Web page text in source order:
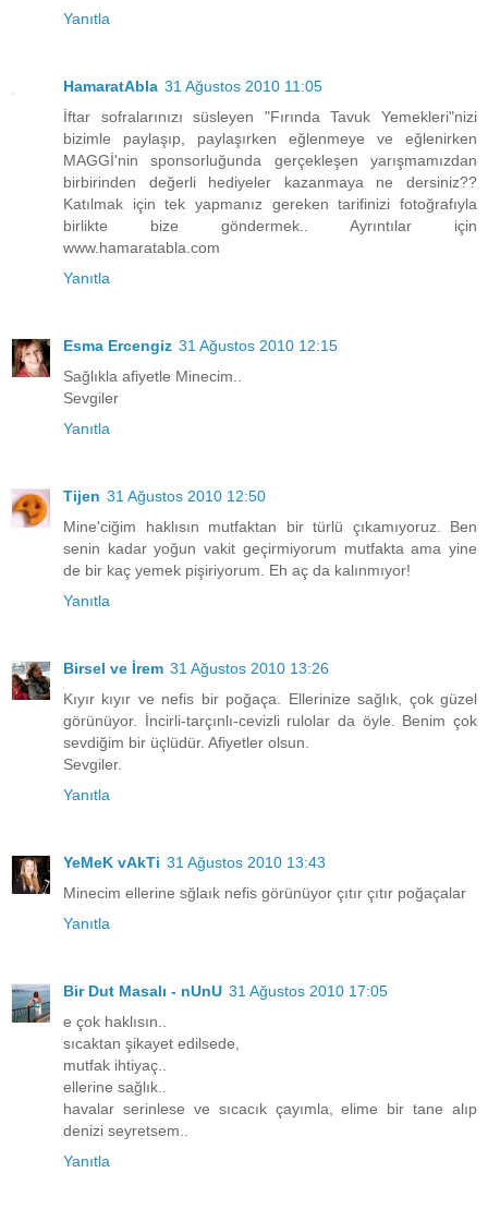
Yanıtla
HamaratAbla 31 Ağustos 2010 11:05
İftar sofralarınızı süsleyen "Fırında Tavuk Yemekleri"nizi
bizimle paylaşıp, paylaşırken eğlenmeye ve eğlenirken
MAGGİ'nin sponsorluğunda gerçekleşen yarışmamızdan
birbirinden değerli hediyeler kazanmaya ne dersiniz??
Katılmak için tek yapmanız gereken tarifinizi fotoğrafıyla
birlikte bize göndermek.. Ayrıntılar için
www.hamaratabla.com
Yanıtla
Esma Ercengiz 31 Ağustos 2010 12:15
Sağlıkla afiyetle Minecim..
Sevgiler
Yanıtla
Tijen 31 Ağustos 2010 12:50
Mine'ciğim haklısın mutfaktan bir türlü çıkamıyoruz. Ben
senin kadar yoğun vakit geçirmiyorum mutfakta ama yine
de bir kaç yemek pişiriyorum. Eh aç da kalınmıyor!
Yanıtla
Birsel ve İrem 31 Ağustos 2010 13:26
Kıyır kıyır ve nefis bir poğaça. Ellerinize sağlık, çok güzel
görünüyor. İncirli-tarçınlı-cevizli rulolar da öyle. Benim çok
sevdiğim bir üçlüdür. Afiyetler olsun.
Sevgiler.
Yanıtla
YeMeK vAkTi 31 Ağustos 2010 13:43
Minecim ellerine sğlaık nefis görünüyor çıtır çıtır poğaçalar
Yanıtla
Bir Dut Masalı - nUnU 31 Ağustos 2010 17:05
e çok haklısın..
sıcaktan şikayet edilsede,
mutfak ihtiyaç..
ellerine sağlık..
havalar serinlese ve sıcacık çayımla, elime bir tane alıp
denizi seyretsem..
Yanıtla